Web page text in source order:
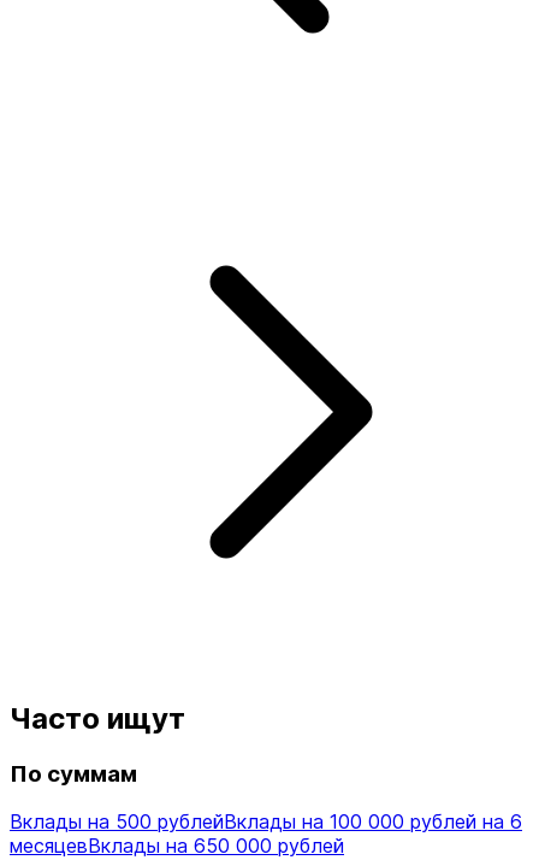
Часто ищут
По суммам
Вклады на 500 рублейВклады на 100 000 рублей на 6
месяцевВклады на 650 000 рублей